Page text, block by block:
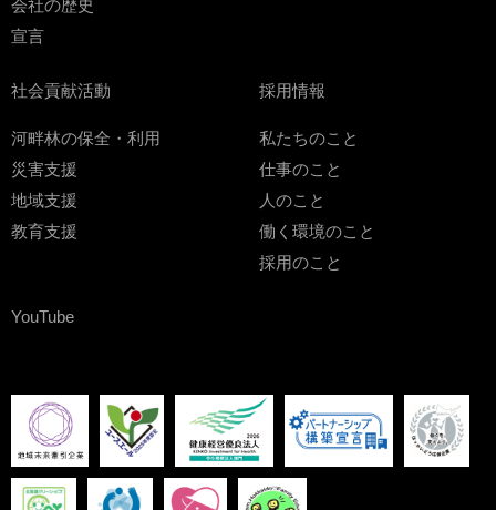
会社の歴史
宣言
社会貢献活動
河畔林の保全・利用
災害支援
地域支援
教育支援
採用情報
私たちのこと
仕事のこと
人のこと
働く環境のこと
採用のこと
YouTube